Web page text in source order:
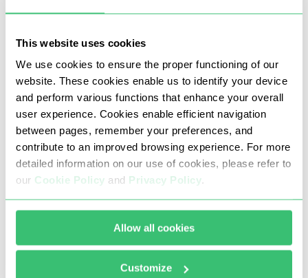
This website uses cookies
We use cookies to ensure the proper functioning of our
website. These cookies enable us to identify your device
and perform various functions that enhance your overall
user experience. Cookies enable efficient navigation
between pages, remember your preferences, and
contribute to an improved browsing experience. For more
detailed information on our use of cookies, please refer to
our Cookie Policy and Privacy Policy.
Allow all cookies
Customize
saldırılarını, kart dolandırıcılığını ve diğer her türlü
dolandırıcılık veya yasa dışı faaliyeti engeller.